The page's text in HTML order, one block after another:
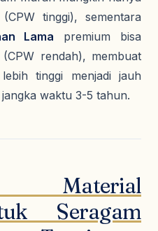
tinggi), sementara
Lama premium bisa
rendah), membuat
tinggi menjadi jauh
waktu 3-5 tahun.
Material
Seragam